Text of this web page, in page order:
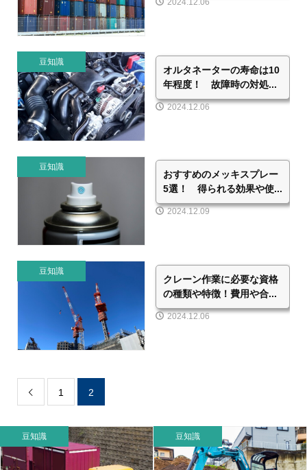
2024.12.06
豆知識
オルタネーターの寿命は10
年程度！ 故障時の対処...
2024.12.06
豆知識
おすすめのメッキスプレー
5選！ 得られる効果や使...
2024.12.09
豆知識
クレーン作業に必要な資格
の種類や特徴！費用や合...
2024.12.06
 1 2
豆知識 豆知識